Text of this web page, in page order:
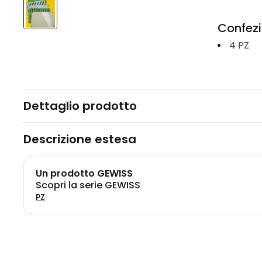
4 PZ
Dettaglio prodotto
Descrizione estesa
Un prodotto GEWISS
Scopri la serie GEWISS
PZ